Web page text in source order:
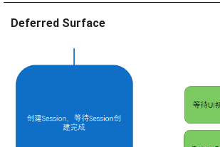
Deferred Surface